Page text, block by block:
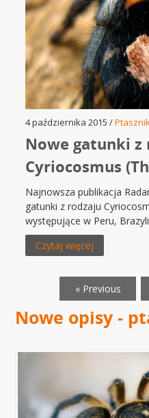
4 października 2015 /
Nowe gatunki z
Cyriocosmus
Najnowsza publikacja
gatunki z rodzaju
występujące w Peru,
Czytaj więcej
« Previous
Nowe opisy -